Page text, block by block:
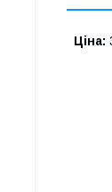
Ціна: